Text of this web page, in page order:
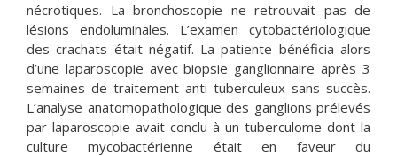
nécrotiques. La bronchoscopie ne retrouvait pas de
lésions endoluminales. L’examen cytobactériologique
des crachats était négatif. La patiente bénéficia alors
d’une laparoscopie avec biopsie ganglionnaire après 3
semaines de traitement anti tuberculeux sans succès.
L’analyse anatomopathologique des ganglions prélevés
par laparoscopie avait conclu à un tuberculome dont la
culture mycobactérienne était en faveur du